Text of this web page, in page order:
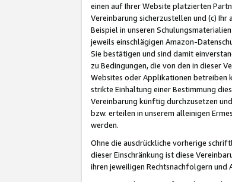
einen auf Ihrer Website platzierten
Vereinbarung sicherzustellen und (c)
Beispiel in unseren
jeweils einschlägigen Amazon-
Sie bestätigen und sind damit
zu Bedingungen, die von den in dieser
Websites oder Applikationen betreiben
strikte Einhaltung einer Bestimmung
Vereinbarung künftig durchzusetzen
bzw. erteilen in unserem alleinigen
werden.
Ohne die ausdrückliche vorherige
dieser Einschränkung ist diese
ihren jeweiligen Rechtsnachfolgern